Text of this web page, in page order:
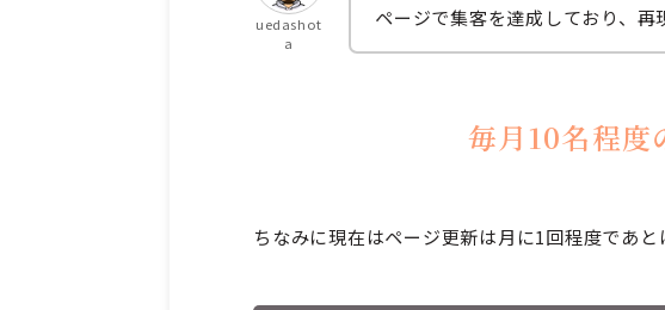
uedashot
a
ページで集客を達成しており、再
毎月10名程度
ちなみに現在はページ更新は月に1回程度であ